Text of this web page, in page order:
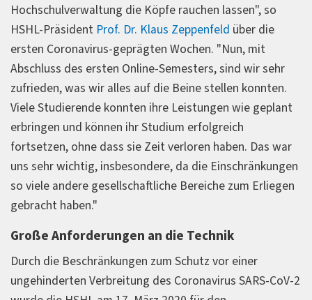
Hochschulverwaltung die Köpfe rauchen lassen", so
HSHL-Präsident Prof. Dr. Klaus Zeppenfeld über die
ersten Coronavirus-geprägten Wochen. "Nun, mit
Abschluss des ersten Online-Semesters, sind wir sehr
zufrieden, was wir alles auf die Beine stellen konnten.
Viele Studierende konnten ihre Leistungen wie geplant
erbringen und können ihr Studium erfolgreich
fortsetzen, ohne dass sie Zeit verloren haben. Das war
uns sehr wichtig, insbesondere, da die Einschränkungen
so viele andere gesellschaftliche Bereiche zum Erliegen
gebracht haben."
Große Anforderungen an die Technik
Durch die Beschränkungen zum Schutz vor einer
ungehinderten Verbreitung des Coronavirus SARS-CoV-2